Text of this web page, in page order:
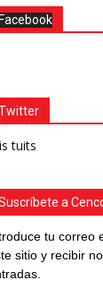
Facebook
tuits
a
tu correo
sitio y recibir